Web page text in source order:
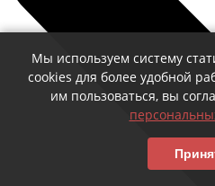
Мы используем систему
cookies для более удобной
им пользоваться, вы